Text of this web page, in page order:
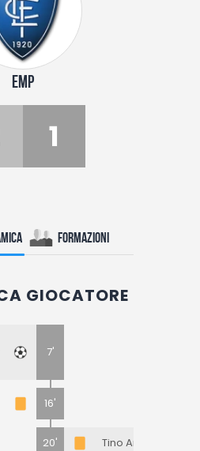
EMP
1
Formazioni
GIOCATORE
7'
16'
20' Tino Anjorin